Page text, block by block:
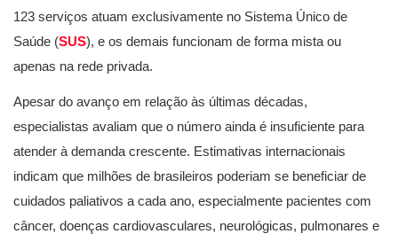
123 serviços atuam exclusivamente no Sistema Único de
Saúde (SUS), e os demais funcionam de forma mista ou
apenas na rede privada.
Apesar do avanço em relação às últimas décadas,
especialistas avaliam que o número ainda é insuficiente para
atender à demanda crescente. Estimativas internacionais
indicam que milhões de brasileiros poderiam se beneficiar de
cuidados paliativos a cada ano, especialmente pacientes com
câncer, doenças cardiovasculares, neurológicas, pulmonares e